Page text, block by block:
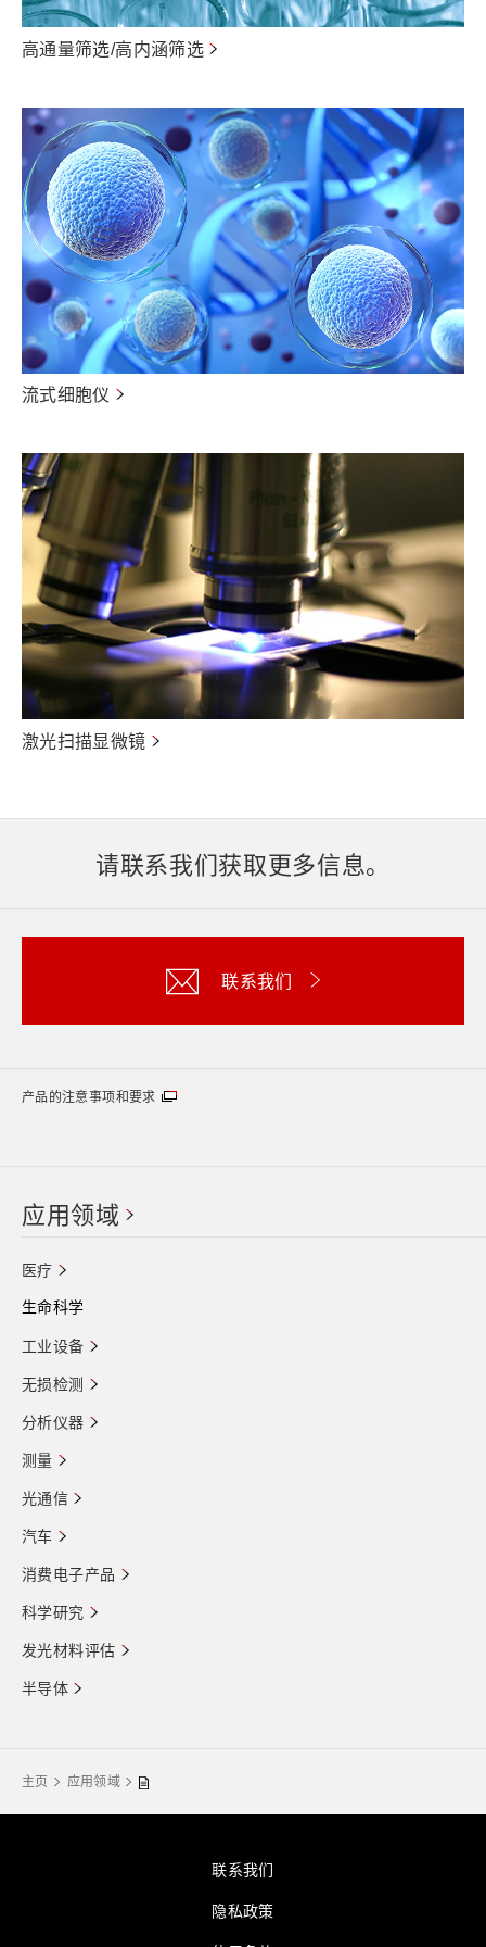
高通量筛选/高内涵筛选
流式细胞仪
激光扫描显微镜
请联系我们获取更多信息。
联系我们
产品的注意事项和要求
应用领域
医疗
生命科学
工业设备
无损检测
分析仪器
测量
光通信
汽车
消费电子产品
科学研究
发光材料评估
半导体
主页 应用领域
联系我们
隐私政策